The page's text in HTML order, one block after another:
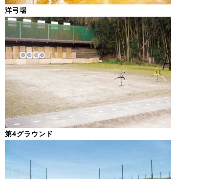
洋弓場
第4グラウンド